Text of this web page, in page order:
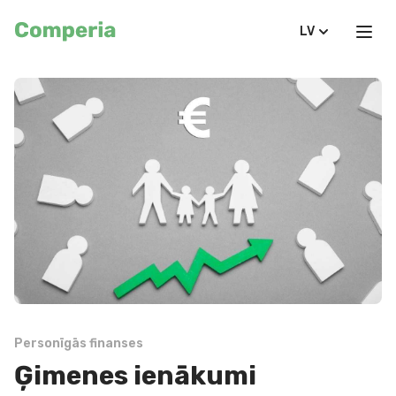
LV
Personīgās finanses
Ģimenes ienākumi